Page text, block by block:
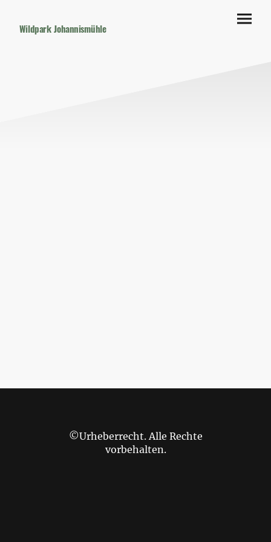
Wildpark Johannismühle
©Urheberrecht. Alle Rechte
vorbehalten.